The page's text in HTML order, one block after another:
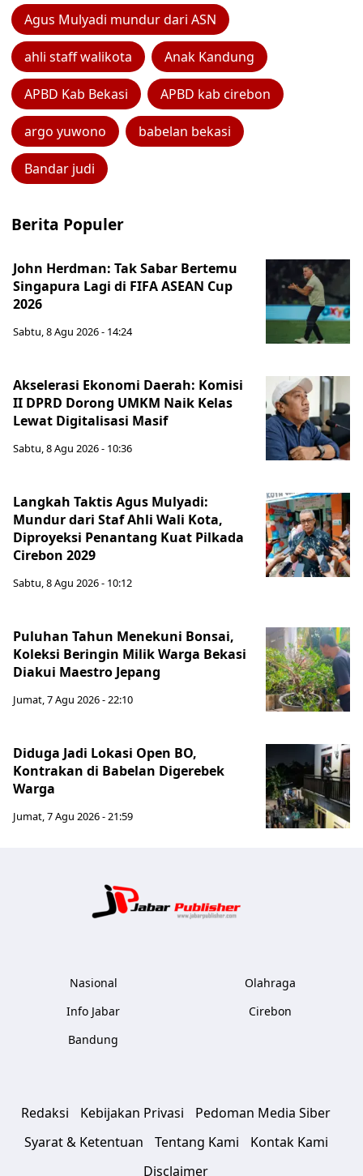
Agus Mulyadi mundur dari ASN
ahli staff walikota Anak Kandung
APBD Kab Bekasi APBD kab cirebon
argo yuwono babelan bekasi
Bandar judi
Berita Populer
John Herdman: Tak Sabar Bertemu
Singapura Lagi di FIFA ASEAN Cup
2026
Sabtu, 8 Agu 2026 - 14:24
Akselerasi Ekonomi Daerah: Komisi
II DPRD Dorong UMKM Naik Kelas
Lewat Digitalisasi Masif
Sabtu, 8 Agu 2026 - 10:36
Langkah Taktis Agus Mulyadi:
Mundur dari Staf Ahli Wali Kota,
Diproyeksi Penantang Kuat Pilkada
Cirebon 2029
Sabtu, 8 Agu 2026 - 10:12
Puluhan Tahun Menekuni Bonsai,
Koleksi Beringin Milik Warga Bekasi
Diakui Maestro Jepang
Jumat, 7 Agu 2026 - 22:10
Diduga Jadi Lokasi Open BO,
Kontrakan di Babelan Digerebek
Warga
Jumat, 7 Agu 2026 - 21:59
Nasional
Info Jabar
Bandung
Olahraga
Cirebon
Redaksi Kebijakan Privasi
Pedoman Media Siber
Syarat & Ketentuan
Tentang Kami
Kontak Kami
Disclaimer